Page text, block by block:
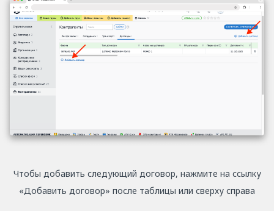
Чтобы добавить следующий договор, нажмите на ссылку
«Добавить договор» после таблицы или сверху справа